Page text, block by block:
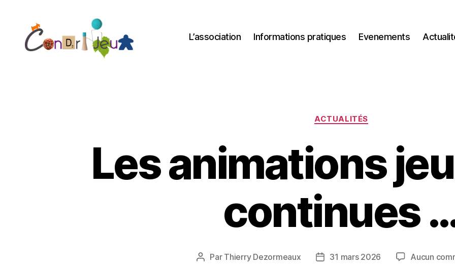
L’association Informations pratiques Evenements
Catégories
ACTUALITÉS
Les animations
continues
Auteur
Par Thierry Dezormeaux
Date31 mars 2026 Aucun